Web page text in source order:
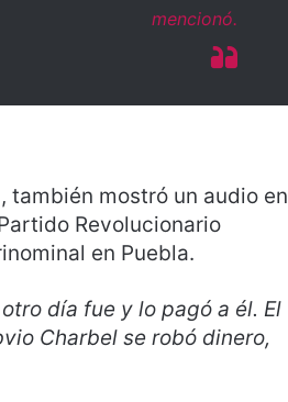
mencionó.
también mostró un audio en
Revolucionario
en Puebla.
día fue y lo pagó a él. El
Charbel se robó dinero,